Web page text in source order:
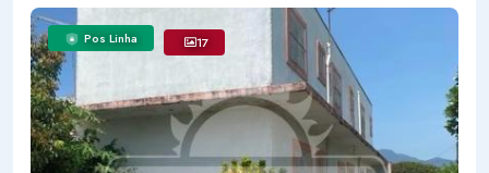
Pos Linha 17